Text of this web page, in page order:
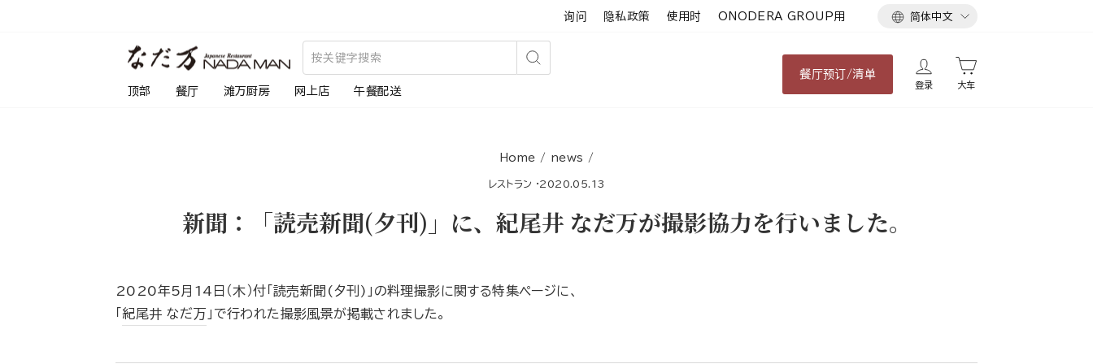
询问 隐私政策 使用时 ONODERA GROUP用
语
简体中文
搜
顶部 餐厅 滩万厨房 网上店 午餐配送
餐厅预订/清单
登录 大车
Home / news /
レストラン ·2020.05.13
新聞：「読売新聞(夕刊)」に、紀尾井 なだ万が撮影協力を行いました。
2020年5月14日（木）付「読売新聞(夕刊)」の料理撮影に関する特集ページに、
「紀尾井 なだ万 」で行われた撮影風景が掲載されました。